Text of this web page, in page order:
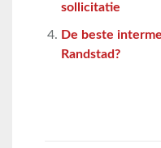
sollicitatie
De beste
Randstad?